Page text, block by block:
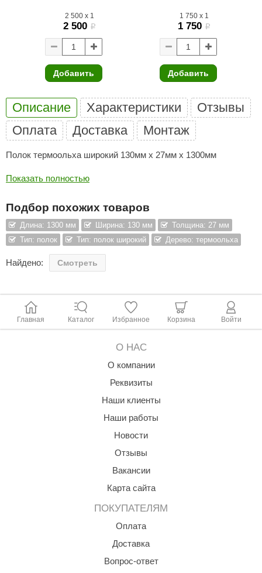
Woods
Light
2 500 x 1
2 500 i
Добавить
1 750 x 1
1 750 i
Добавить
Описание Характеристики
Отзывы
Оплата
Доставка Монтаж
Полок термоольха широкий 130мм х 27мм х 1300мм
Показать полностью
Подбор похожих товаров
Длина: 1300 мм Ширина: 130 мм
Толщина: 27 мм
Тип: полок
Тип: полок широкий Дерево: термоольха
Найдено: Смотреть
Главная Каталог Избранное Корзина Войти
О НАС
О компании
Реквизиты
Наши клиенты
Наши работы
Новости
Отзывы
Вакансии
Карта сайта
ПОКУПАТЕЛЯМ
Оплата
Доставка
Вопрос-ответ